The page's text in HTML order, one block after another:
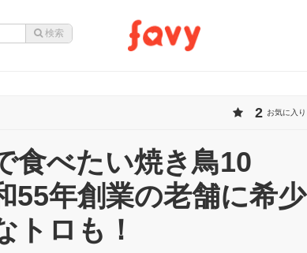
2 お気に入り
食べたい焼き鳥10
55年創業の老舗に希少
トロも！